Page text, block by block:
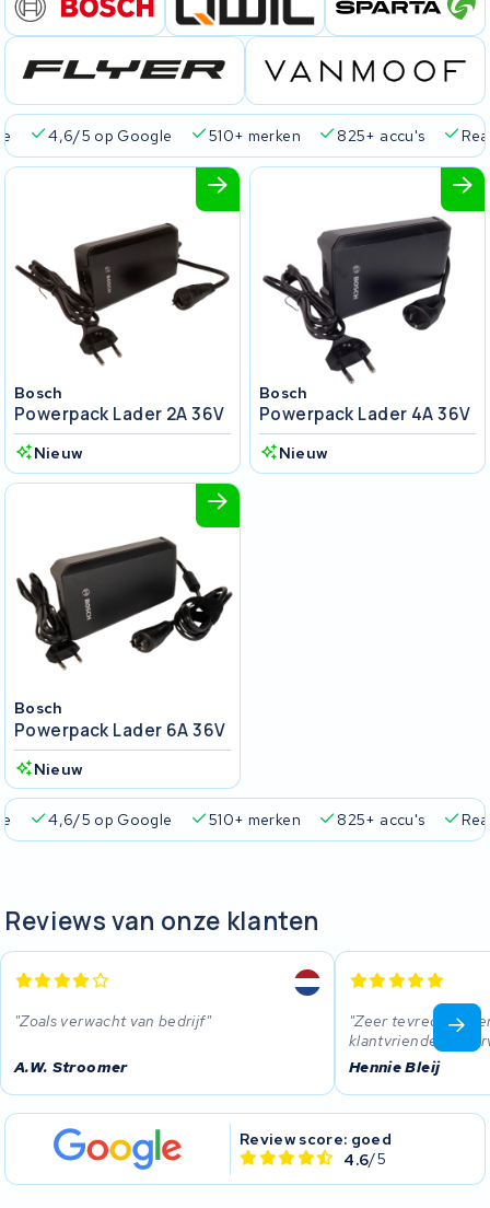
4,6/5 op Google 510+ merken 825+ accu's
Bosch
Powerpack Lader 2A 36V
Nieuw
Bosch
Powerpack Lader 4A 36V
Nieuw
Bosch
Powerpack Lader 6A 36V
Nieuw
4,6/5 op Google 510+ merken 825+ accu's
Reviews van onze klanten
Zoals verwacht van bedrijf
A.W. Stroomer
Zeer tevreden
klantvriendelijk,
Hennie Bleij
Review score: goed
4.6/5